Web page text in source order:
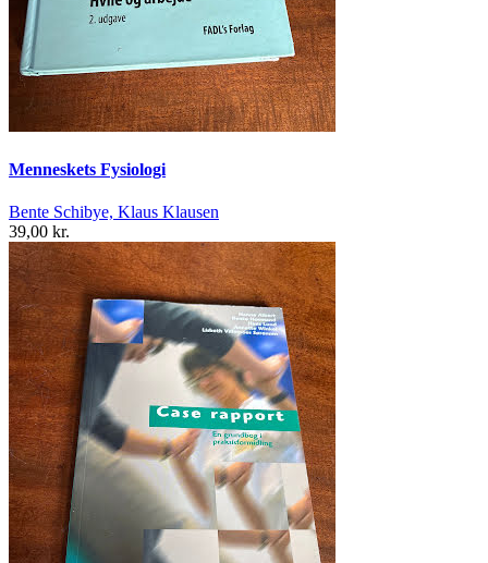
Menneskets Fysiologi
Bente Schibye, Klaus Klausen
39,00 kr.